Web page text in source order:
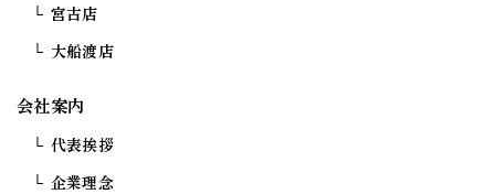
宮古店
大船渡店
会社案内
代表挨拶
企業理念